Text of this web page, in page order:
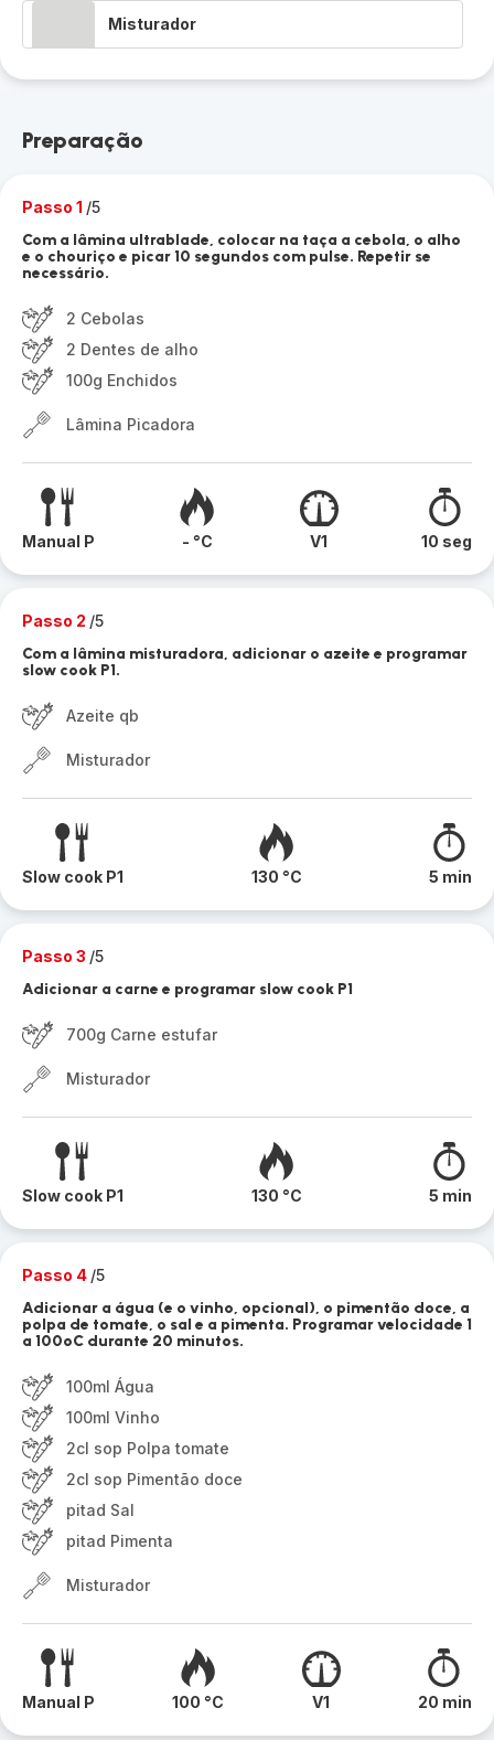
Misturador
Preparação
Passo 1 /5
Com a lâmina ultrablade, colocar na taça a cebola, o alho
e o chouriço e picar 10 segundos com pulse. Repetir se
necessário.
2 Cebolas
2 Dentes de alho
100g Enchidos
Lâmina Picadora
Manual P - °C V1 10 seg
Passo 2 /5
Com a lâmina misturadora, adicionar o azeite e programar
slow cook P1.
Azeite qb
Misturador
Slow cook P1 130 °C 5 min
Passo 3 /5
Adicionar a carne e programar slow cook P1
700g Carne estufar
Misturador
Slow cook P1 130 °C 5 min
Passo 4 /5
Adicionar a água (e o vinho, opcional), o pimentão doce, a
polpa de tomate, o sal e a pimenta. Programar velocidade 1
a 100ºC durante 20 minutos.
100ml Água
100ml Vinho
2cl sop Polpa tomate
2cl sop Pimentão doce
pitad Sal
pitad Pimenta
Misturador
Manual P 100 °C V1 20 min